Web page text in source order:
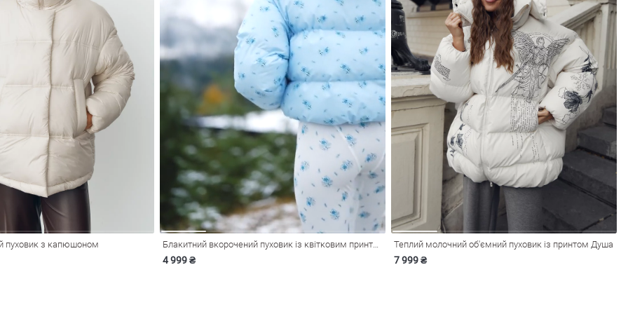
пуховик з капюшоном Блакитний вкорочений пуховик із квітковим принтом
4 999 ₴
Теплий молочний об'ємний пуховик із принтом Душа
7 999 ₴